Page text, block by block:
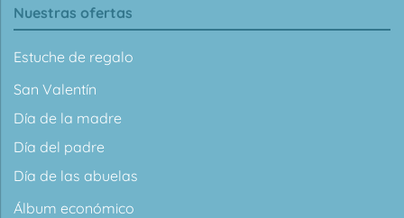
Nuestras ofertas
Estuche de regalo
San Valentín
Día de la madre
Día del padre
Día de las abuelas
Álbum económico